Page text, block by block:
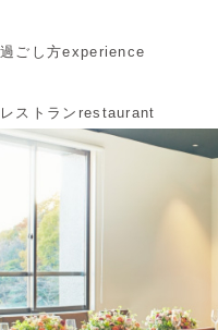
過ごし方experience
レストラン restaurant